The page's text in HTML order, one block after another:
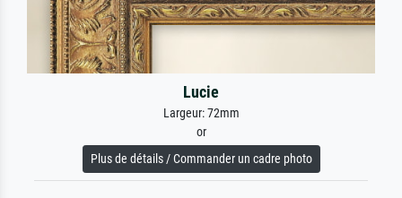
Lucie
Largeur: 72mm
or
Plus de détails / Commander un cadre photo